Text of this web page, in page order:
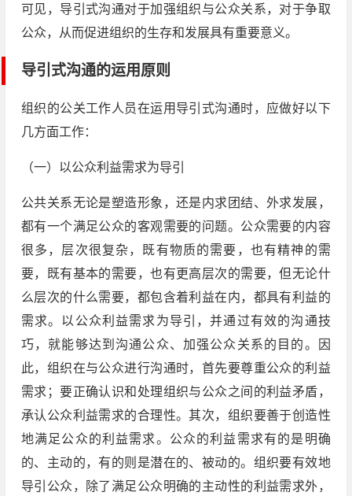
可见，导引式沟通对于加强组织与公众关系，对于争取
公众，从而促进组织的生存和发展具有重要意义。
导引式沟通的运用原则
组织的公关工作人员在运用导引式沟通时，应做好以下
几方面工作：
（一）以公众利益需求为导引
公共关系无论是塑造形象，还是内求团结、外求发展，
都有一个满足公众的客观需要的问题。公众需要的内容
很多，层次很复杂，既有物质的需要，也有精神的需
要，既有基本的需要，也有更高层次的需要，但无论什
么层次的什么需要，都包含着利益在内，都具有利益的
需求。以公众利益需求为导引，并通过有效的沟通技
巧，就能够达到沟通公众、加强公众关系的目的。因
此，组织在与公众进行沟通时，首先要尊重公众的利益
需求；要正确认识和处理组织与公众之间的利益矛盾，
承认公众利益需求的合理性。其次，组织要善于创造性
地满足公众的利益需求。公众的利益需求有的是明确
的、主动的，有的则是潜在的、被动的。组织要有效地
导引公众，除了满足公众明确的主动性的利益需求外，